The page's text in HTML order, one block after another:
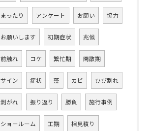
まったり アンケート お願い 協力
お願いします 初期症状 兆候
前触れ コケ 繁忙期 閑散期
サイン 症状 藻 カビ ひび割れ
剥がれ 振り返り 勝負 施行事例
ショールーム 工期 相見積り